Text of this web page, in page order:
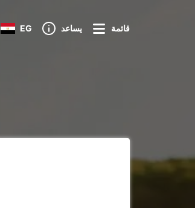
EG يساعد قائمة